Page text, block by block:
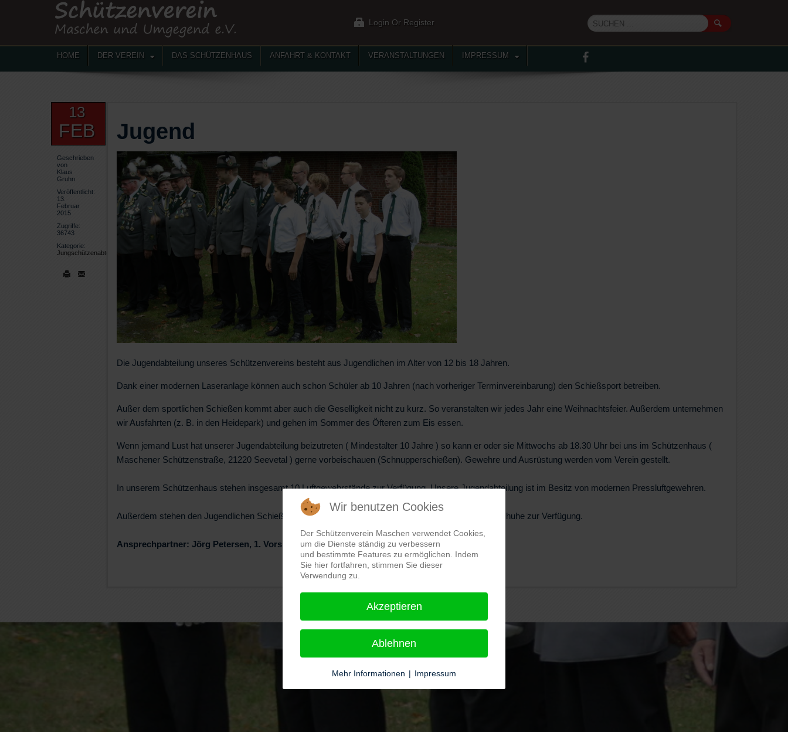
Login Or Register
HOME DER VEREIN DAS SCHÜTZENHAUS ANFAHRT & KONTAKT VERANSTALTUNGEN IMPRESSUM
13
FEB
Geschrieben
von
Klaus
Gruhn
Veröffentlicht:
13.
Februar
2015
Zugriffe:
36743
Kategorie:
Jungschützenabteilung
Jugend
Die Jugendabteilung unseres Schützenvereins besteht aus Jugendlichen im Alter von 12 bis 18 Jahren.
Dank einer modernen Laseranlage können auch schon Schüler ab 10 Jahren (nach vorheriger Terminvereinbarung) den Schießsport betreiben.
Außer dem sportlichen Schießen kommt aber auch die Geselligkeit nicht zu kurz. So veranstalten wir jedes Jahr eine Weihnachtsfeier. Außerdem unternehmen
wir Ausfahrten (z. B. in den Heidepark) und gehen im Sommer des Öfteren zum Eis essen.
Wenn jemand Lust hat unserer Jugendabteilung beizutreten ( Mindestalter 10 Jahre ) so kann er oder sie Mittwochs ab 18.30 Uhr bei uns im Schützenhaus (
Maschener Schützenstraße, 21220 Seevetal ) gerne vorbeischauen (Schnupperschießen). Gewehre und Ausrüstung werden vom Verein gestellt.
In unserem Schützenhaus stehen insgesamt 10 Luftgewehrstände zur Verfügung. Unsere Jugendabteilung ist im Besitz von modernen Pressluftgewehren.
Außerdem stehen den Jugendlichen Schießhosen, Schießschuhe, Schießjacken sowie Schießhandschuhe zur Verfügung.
Ansprechpartner: Jörg Petersen, 1. Vorsitzender, Telefon 04105 869477
Wir benutzen Cookies
Der Schützenverein Maschen verwendet Cookies,
um die Dienste ständig zu verbessern
und bestimmte Features zu ermöglichen. Indem
Sie hier fortfahren, stimmen Sie dieser
Verwendung zu.
Akzeptieren
Ablehnen
Mehr Informationen | Impressum